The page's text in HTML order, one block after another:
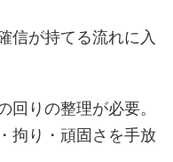
信が持てる流れに入
回りの整理が必要。
拘り・頑固さを手放